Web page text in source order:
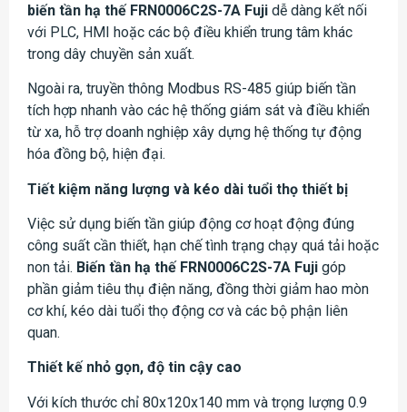
biến tần hạ thế FRN0006C2S-7A Fuji dễ dàng kết nối
với PLC, HMI hoặc các bộ điều khiển trung tâm khác
trong dây chuyền sản xuất.
Ngoài ra, truyền thông Modbus RS-485 giúp biến tần
tích hợp nhanh vào các hệ thống giám sát và điều khiển
từ xa, hỗ trợ doanh nghiệp xây dựng hệ thống tự động
hóa đồng bộ, hiện đại.
Tiết kiệm năng lượng và kéo dài tuổi thọ thiết bị
Việc sử dụng biến tần giúp động cơ hoạt động đúng
công suất cần thiết, hạn chế tình trạng chạy quá tải hoặc
non tải. Biến tần hạ thế FRN0006C2S-7A Fuji góp
phần giảm tiêu thụ điện năng, đồng thời giảm hao mòn
cơ khí, kéo dài tuổi thọ động cơ và các bộ phận liên
quan.
Thiết kế nhỏ gọn, độ tin cậy cao
Với kích thước chỉ 80x120x140 mm và trọng lượng 0.9